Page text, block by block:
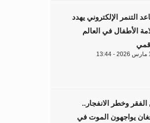
التنمر الإلكتروني يهدد
الأطفال في العالم
الفقر وخطر الانفجار..
يواجهون الموت في